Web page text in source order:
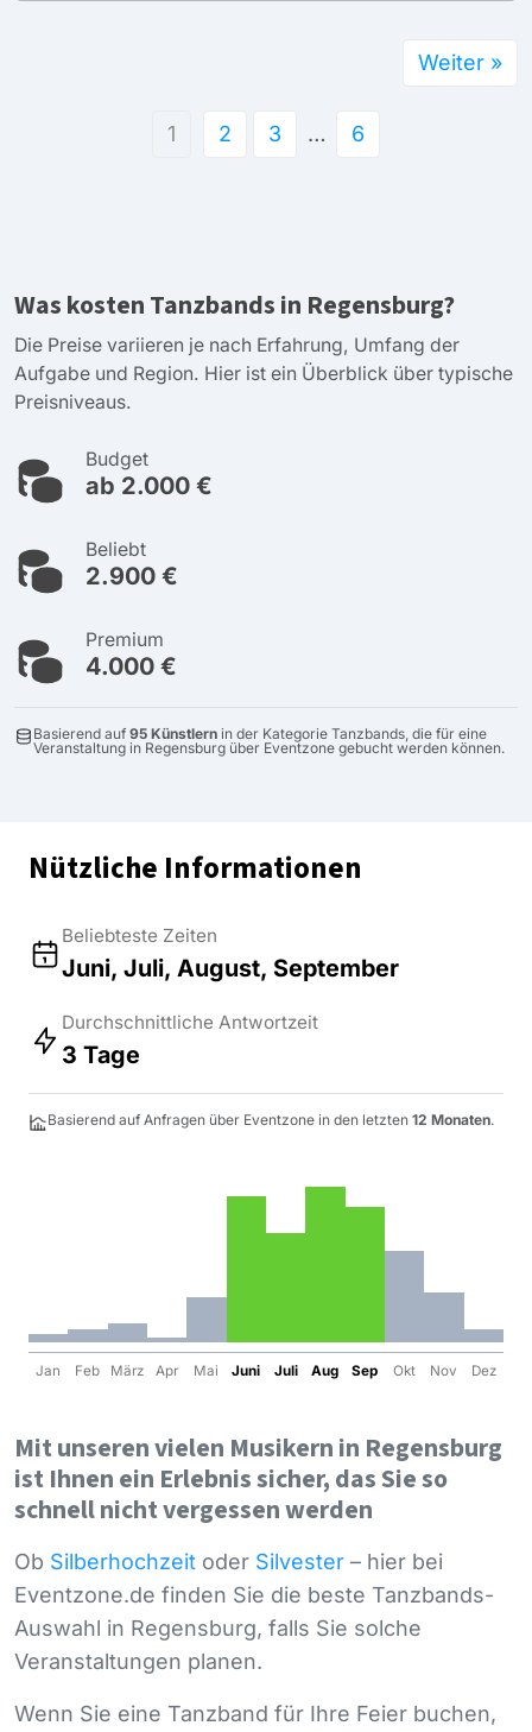
1 2 3 … 6
Weiter »
Was kosten Tanzbands in Regensburg?
Die Preise variieren je nach Erfahrung, Umfang der
Aufgabe und Region. Hier ist ein Überblick über typische
Preisniveaus.
Budget
ab 2.000 €
Beliebt
2.900 €
Premium
4.000 €
Basierend auf 95 Künstlern in der Kategorie Tanzbands, die für eine
Veranstaltung in Regensburg über Eventzone gebucht werden können.
Nützliche Informationen
Beliebteste Zeiten
Juni, Juli, August, September
Durchschnittliche Antwortzeit
3 Tage
Basierend auf Anfragen über Eventzone in den letzten 12 Monaten.
Jan Feb März Apr Mai Juni Juli Aug Sep Okt Nov Dez
Mit unseren vielen Musikern in Regensburg
ist Ihnen ein Erlebnis sicher, das Sie so
schnell nicht vergessen werden
Ob Silberhochzeit oder Silvester – hier bei
Eventzone.de finden Sie die beste Tanzbands-
Auswahl in Regensburg, falls Sie solche
Veranstaltungen planen.
Wenn Sie eine Tanzband für Ihre Feier buchen,